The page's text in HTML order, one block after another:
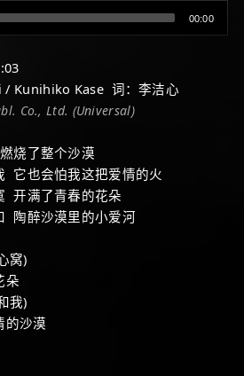
00:00
/ Kunihiko Kase 词：李洁心
Co., Ltd. (Universal)
烧了整个沙漠
它也会怕我这把爱情的火
开满了青春的花朵
陶醉沙漠里的小爱河
窝)
朵
我)
的沙漠